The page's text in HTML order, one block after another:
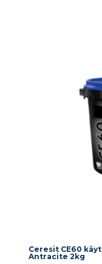
Ceresit CE60
Antracite 2kg